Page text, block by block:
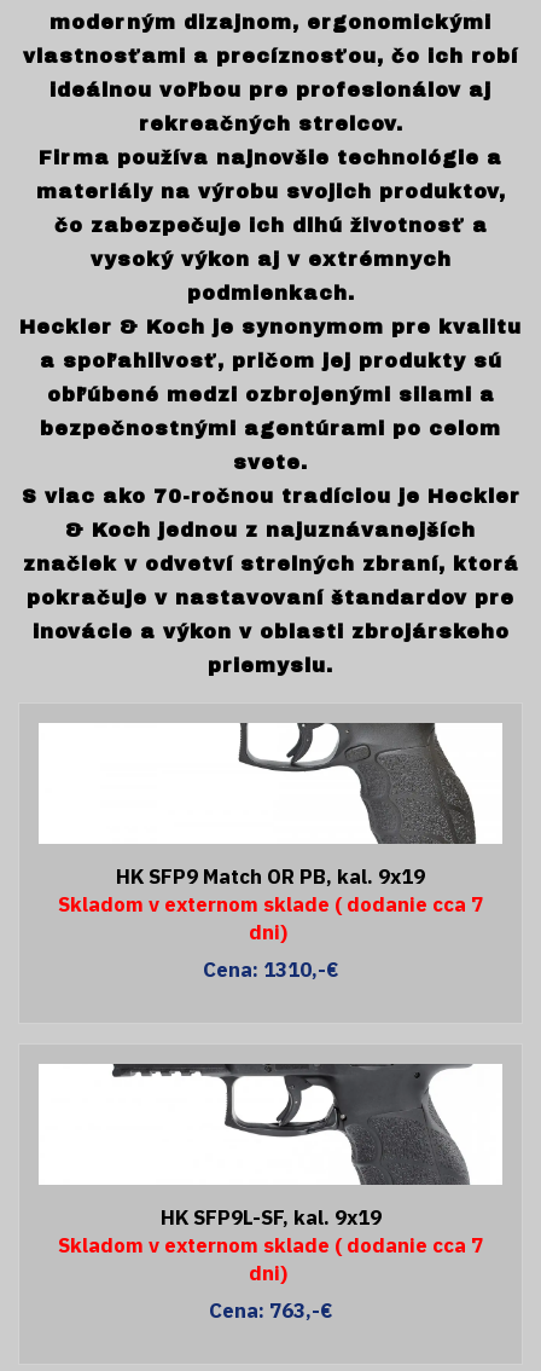
moderným dizajnom, ergonomickými
vlastnosťami a precíznosťou, čo ich robí
ideálnou voľbou pre profesionálov aj
rekreačných strelcov.
Firma používa najnovšie technológie a
materiály na výrobu svojich produktov,
čo zabezpečuje ich dlhú životnosť a
vysoký výkon aj v extrémnych
podmienkach.
Heckler & Koch je synonymom pre kvalitu
a spoľahlivosť, pričom jej produkty sú
obľúbené medzi ozbrojenými silami a
bezpečnostnými agentúrami po celom
svete.
S viac ako 70-ročnou tradíciou je Heckler
& Koch jednou z najuznávanejších
značiek v odvetví strelných zbraní, ktorá
pokračuje v nastavovaní štandardov pre
inovácie a výkon v oblasti zbrojárskeho
priemyslu.
HK SFP9 Match OR PB, kal. 9x19
Skladom v externom sklade ( dodanie cca 7
dni)
Cena: 1310,-€
HK SFP9L-SF, kal. 9x19
Skladom v externom sklade ( dodanie cca 7
dni)
Cena: 763,-€